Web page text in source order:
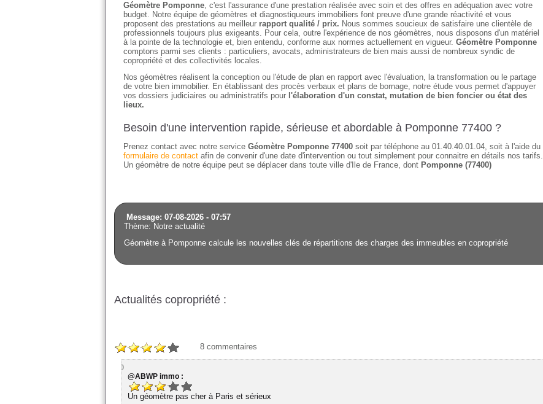
Géomètre Pomponne, c'est l'assurance d'une prestation réalisée avec soin et des offres en adéquation avec votre
budget. Notre équipe de géomètres et diagnostiqueurs immobiliers font preuve d'une grande réactivité et vous
proposent des prestations au meilleur rapport qualité / prix. Nous sommes soucieux de satisfaire une clientèle de
professionnels toujours plus exigeants. Pour cela, outre l'expérience de nos géomètres, nous disposons d'un matériel
à la pointe de la technologie et, bien entendu, conforme aux normes actuellement en vigueur. Géomètre Pomponne
comptons parmi ses clients : particuliers, avocats, administrateurs de bien mais aussi de nombreux syndic de
copropriété et des collectivités locales.
Nos géomètres réalisent la conception ou l'étude de plan en rapport avec l'évaluation, la transformation ou le partage
de votre bien immobilier. En établissant des procès verbaux et plans de bornage, notre étude vous permet d'appuyer
vos dossiers judiciaires ou administratifs pour l'élaboration d'un constat, mutation de bien foncier ou état des
lieux.
Besoin d'une intervention rapide, sérieuse et abordable à Pomponne 77400 ?
Prenez contact avec notre service Géomètre Pomponne 77400 soit par téléphone au 01.40.40.01.04, soit à l'aide du
formulaire de contact afin de convenir d'une date d'intervention ou tout simplement pour connaitre en détails nos tarifs.
Un géomètre de notre équipe peut se déplacer dans toute ville d'Ile de France, dont Pomponne (77400)
Message: 07-08-2026 - 07:57
Thème: Notre actualité
Géomètre à Pomponne calcule les nouvelles clés de répartitions des charges des immeubles en copropriété
Actualités copropriété :
8 commentaires
@ABWP immo :
Un géomètre pas cher à Paris et sérieux